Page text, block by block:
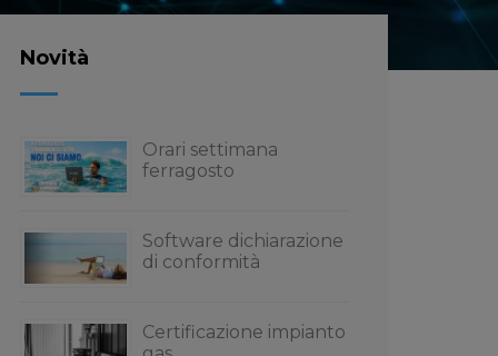
Novità
Orari settimana
ferragosto
Software dichiarazione
di conformità
Certificazione impianto